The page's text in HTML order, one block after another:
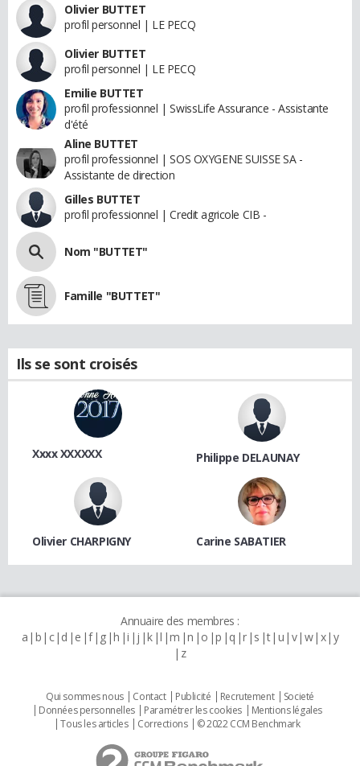
Olivier BUTTET
profil personnel | LE PECQ
Olivier BUTTET
profil personnel | LE PECQ
Emilie BUTTET
profil professionnel | SwissLife Assurance - Assistante
d'été
Aline BUTTET
profil professionnel | SOS OXYGENE SUISSE SA -
Assistante de direction
Gilles BUTTET
profil professionnel | Credit agricole CIB -
Nom "BUTTET"
Famille "BUTTET"
Ils se sont croisés
Xxxx XXXXXX Philippe DELAUNAY
Olivier CHARPIGNY Carine SABATIER
Annuaire des membres :
a b c d e f g h i j k l m n o p q r s t u v w x y
z
Qui sommes nous Contact Publicité Recrutement
Societé
Données personnelles
Paramétrer les cookies
Mentions légales
Tous les articles
Corrections © 2022 CCM Benchmark